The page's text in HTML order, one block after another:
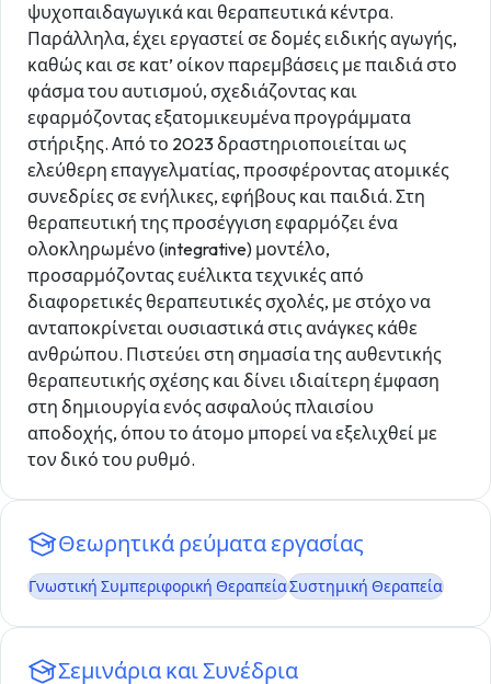
ψυχοπαιδαγωγικά και θεραπευτικά κέντρα.
Παράλληλα, έχει εργαστεί σε δομές ειδικής αγωγής,
καθώς και σε κατ’ οίκον παρεμβάσεις με παιδιά στο
φάσμα του αυτισμού, σχεδιάζοντας και
εφαρμόζοντας εξατομικευμένα προγράμματα
στήριξης. Από το 2023 δραστηριοποιείται ως
ελεύθερη επαγγελματίας, προσφέροντας ατομικές
συνεδρίες σε ενήλικες, εφήβους και παιδιά. Στη
θεραπευτική της προσέγγιση εφαρμόζει ένα
ολοκληρωμένο (integrative) μοντέλο,
προσαρμόζοντας ευέλικτα τεχνικές από
διαφορετικές θεραπευτικές σχολές, με στόχο να
ανταποκρίνεται ουσιαστικά στις ανάγκες κάθε
ανθρώπου. Πιστεύει στη σημασία της αυθεντικής
θεραπευτικής σχέσης και δίνει ιδιαίτερη έμφαση
στη δημιουργία ενός ασφαλούς πλαισίου
αποδοχής, όπου το άτομο μπορεί να εξελιχθεί με
τον δικό του ρυθμό.
Θεωρητικά ρεύματα εργασίας
Γνωστική Συμπεριφορική ΘεραπείαΣυστημική Θεραπεία
Σεμινάρια και Συνέδρια